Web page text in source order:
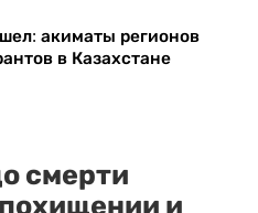
акиматы регионов
в Казахстане
смерти
и